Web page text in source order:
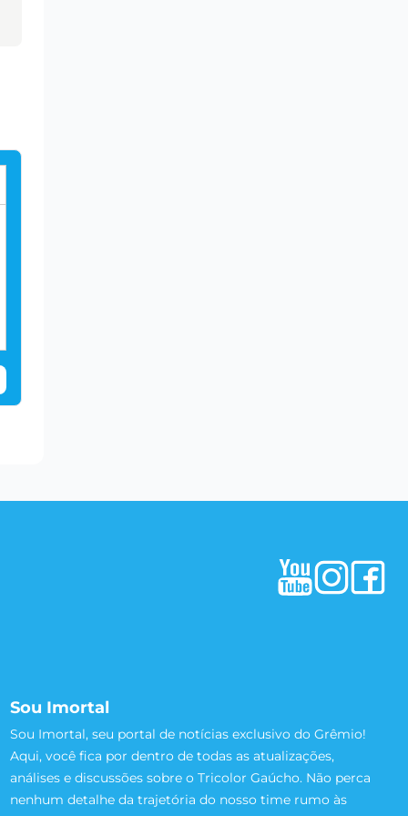
Sou Imortal
Sou Imortal, seu portal de notícias exclusivo do Grêmio!
Aqui, você fica por dentro de todas as atualizações,
análises e discussões sobre o Tricolor Gaúcho. Não perca
nenhum detalhe da trajetória do nosso time rumo às